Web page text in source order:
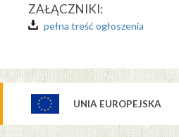
ZAŁĄCZNIKI:
pełna treść ogłoszenia
UNIA EUROPEJSKA